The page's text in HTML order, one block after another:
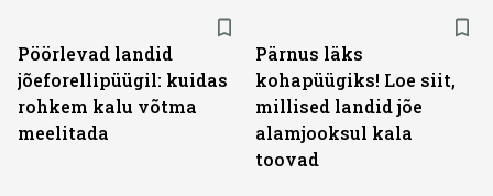
Pöörlevad landid
jõeforellipüügil: kuidas
rohkem kalu võtma
meelitada
Pärnus läks
kohapüügiks! Loe siit,
millised landid jõe
alamjooksul kala
toovad